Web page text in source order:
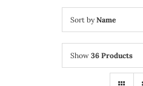
Sort byName
Show 36 Products